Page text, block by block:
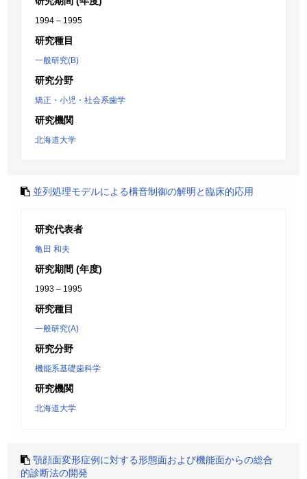
1994 – 1995
研究種目
一般研究(B)
研究分野
矯正・小児・社会系歯学
研究機関
北海道大学
並列処理モデルによる構音制御の解明と臨床的応用
研究代表者
亀田 和夫
研究期間 (年度)
1993 – 1995
研究種目
一般研究(A)
研究分野
機能系基礎歯科学
研究機関
北海道大学
顎顔面変形症例に対する形態面および機能面からの総合
的診断法の開発